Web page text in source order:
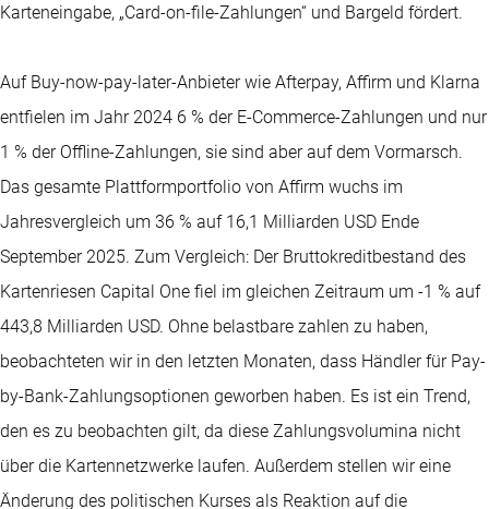
Karteneingabe, „Card-on-file-Zahlungen“ und Bargeld fördert.
Auf Buy-now-pay-later-Anbieter wie Afterpay, Affirm und Klarna
entfielen im Jahr 2024 6 % der E-Commerce-Zahlungen und nur
1 % der Offline-Zahlungen, sie sind aber auf dem Vormarsch.
Das gesamte Plattformportfolio von Affirm wuchs im
Jahresvergleich um 36 % auf 16,1 Milliarden USD Ende
September 2025. Zum Vergleich: Der Bruttokreditbestand des
Kartenriesen Capital One fiel im gleichen Zeitraum um -1 % auf
443,8 Milliarden USD. Ohne belastbare zahlen zu haben,
beobachteten wir in den letzten Monaten, dass Händler für Pay-
by-Bank-Zahlungsoptionen geworben haben. Es ist ein Trend,
den es zu beobachten gilt, da diese Zahlungsvolumina nicht
über die Kartennetzwerke laufen. Außerdem stellen wir eine
Änderung des politischen Kurses als Reaktion auf die